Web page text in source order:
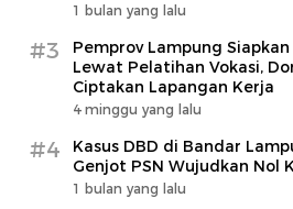
1 bulan yang lalu
#3
Pemprov Lampung
Lewat Pelatihan Vokasi,
Ciptakan Lapangan Kerja
4 minggu yang lalu
#4
Kasus DBD di Bandar
Genjot PSN Wujudkan Nol
1 bulan yang lalu